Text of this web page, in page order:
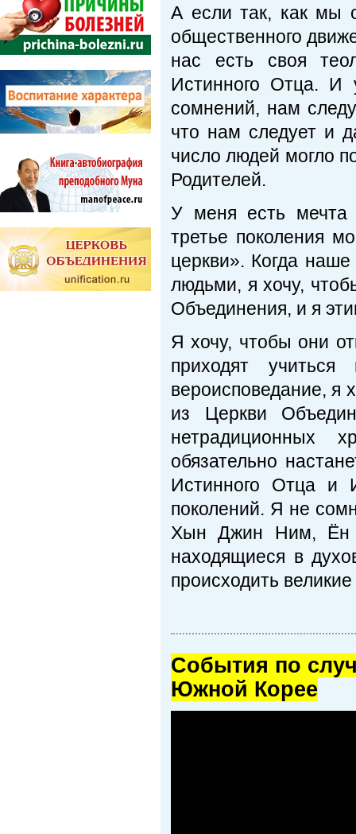
А если так, как мы
общественного
нас есть своя
Истинного Отца. И
сомнений, нам
что нам следует и
число людей могло
Родителей.
У меня есть мечта
третье поколения
церкви». Когда
людьми, я хочу,
Объединения, и я
Я хочу, чтобы они
приходят
вероисповедание, я
из Церкви
нетрадиционных
обязательно
Истинного Отца и
поколений. Я не
Хын Джин Ним, Ён
находящиеся в
происходить
Cобытия по
Южной Корее